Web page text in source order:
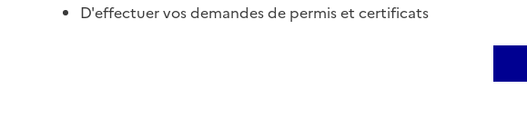
D'effectuer vos demandes de permis et certificats